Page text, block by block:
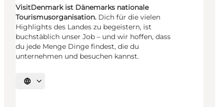
VisitDenmark ist Dänemarks nationale
Tourismusorganisation. Dich für die vielen
Highlights des Landes zu begeistern, ist
buchstäblich unser Job – und wir hoffen, dass
du jede Menge Dinge findest, die du
unternehmen und besuchen kannst.
Sprache auswählen